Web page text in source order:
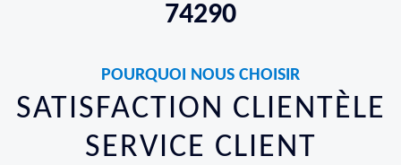
74290
POURQUOI NOUS CHOISIR
SATISFACTION CLIENTÈLE
SERVICE CLIENT